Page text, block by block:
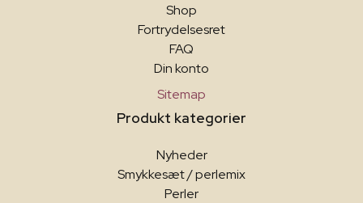
Shop
Fortrydelsesret
FAQ
Din konto
Sitemap
Produkt kategorier
Nyheder
Smykkesæt / perlemix
Perler